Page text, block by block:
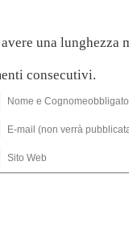
una lunghezza
consecutivi.
Nome e
E-mail (non verrà
Sito Web